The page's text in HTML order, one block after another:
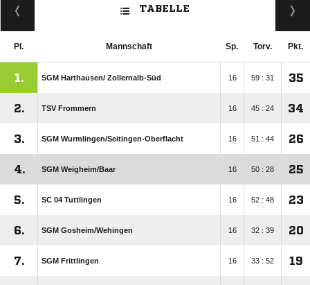
TABELLE
Pl. Mannschaft Sp. Torv. Pkt.
1. SGM Harthausen/​ Zollernalb-Süd 16 59 : 31 35
2. TSV Frommern 16 45 : 24 34
3. SGM Wurmlingen/​Seitingen-Oberflacht 16 51 : 44 26
4. SGM Weigheim/​Baar 16 50 : 28 25
5. SC 04 Tuttlingen 16 52 : 48 23
6. SGM Gosheim/​Wehingen 16 32 : 39 20
7. SGM Frittlingen 16 33 : 52 19